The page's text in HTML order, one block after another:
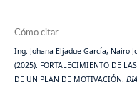
Cómo citar
Ing. Johana Eljadue García, Nairo
(2025). FORTALECIMIENTO DE
DE UN PLAN DE MOTIVACIÓN.